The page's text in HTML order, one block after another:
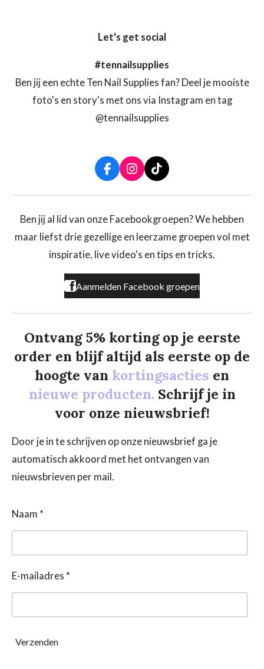
Let's get social
#tennailsupplies
Ben jij een echte Ten Nail Supplies fan? Deel je mooiste
foto's en story's met ons via Instagram en tag
@tennailsupplies
F
a
c
b
o
k
I
n
s
a
r
a
T
i
k
o
Ben jij al lid van onze Facebookgroepen? We hebben
maar liefst drie gezellige en leerzame groepen vol met
inspiratie, live video's en tips en tricks.
Aanmelden Facebook groepen
Ontvang 5% korting op je eerste
order en blijf altijd als eerste op de
hoogte van kortingsacties en
nieuwe producten. Schrijf je in
voor onze nieuwsbrief!
Door je in te schrijven op onze nieuwsbrief ga je
automatisch akkoord met het ontvangen van
nieuwsbrieven per mail.
Naam *
E-mailadres *
Verzenden